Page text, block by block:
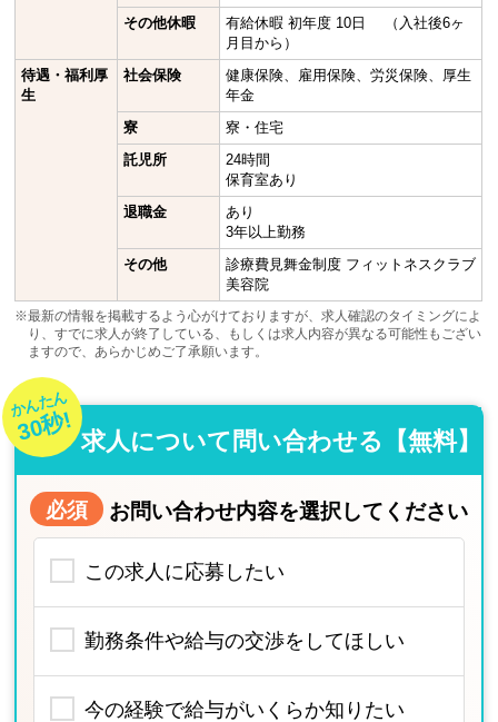
その他休暇
有給休暇 初年度 10日 （入社後6ヶ
月目から）
待遇・福利厚
生
社会保険
健康保険、雇用保険、労災保険、厚生
年金
寮
寮・住宅
託児所
24時間
保育室あり
退職金
あり
3年以上勤務
その他
診療費見舞金制度 フィットネスクラブ
美容院
※最新の情報を掲載するよう心がけておりますが、求人確認のタイミングによ
り、すでに求人が終了している、もしくは求人内容が異なる可能性もござい
ますので、あらかじめご了承願います。
かんたん
30秒! 求人について問い合わせる【無料】
必須 お問い合わせ内容を選択してください
この求人に応募したい
勤務条件や給与の交渉をしてほしい
今の経験で給与がいくらか知りたい